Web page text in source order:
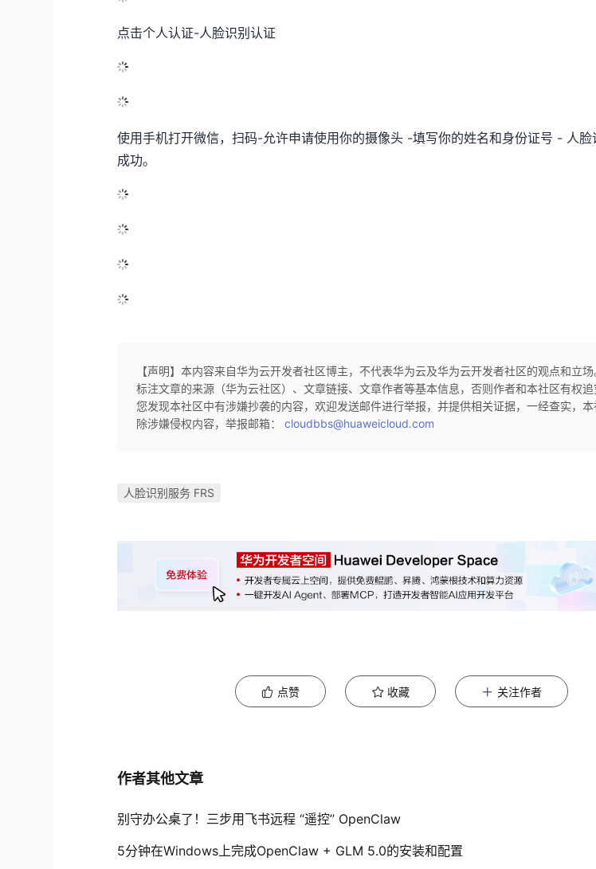
点击个人认证-人脸识别认证
使用手机打开微信，扫码-允许申请使用你的摄像头 -填写你的姓名和身份证号 - 人脸
成功。
【声明】本内容来自华为云开发者社区博主，不代表华为云及华为云开发者社区的观点和立
标注文章的来源（华为云社区）、文章链接、文章作者等基本信息，否则作者和本社区有权
您发现本社区中有涉嫌抄袭的内容，欢迎发送邮件进行举报，并提供相关证据，一经查实，
除涉嫌侵权内容，举报邮箱：cloudbbs@huaweicloud.com
人脸识别服务 FRS
点赞 收藏 关注作者
作者其他文章
别守办公桌了！三步用飞书远程 “遥控” OpenClaw
5分钟在Windows上完成OpenClaw + GLM 5.0的安装和配置